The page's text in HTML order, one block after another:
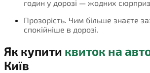
годин у дорозі — жодних
Прозорість. Чим більше знаєте
спокійніше в дорозі.
Як купити квиток на
Київ